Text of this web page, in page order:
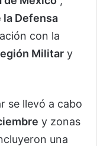
la Defensa
con la
Militar y
se llevó a cabo
y zonas
una